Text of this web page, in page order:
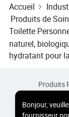
R: Il est situé à
Guangzhou.
Q: Combien
R: Il y a une
Q: Combien
usine possède-
Accueil
Produits de
Toilette
naturel,
hydratant pour
Bonjour,
Produits